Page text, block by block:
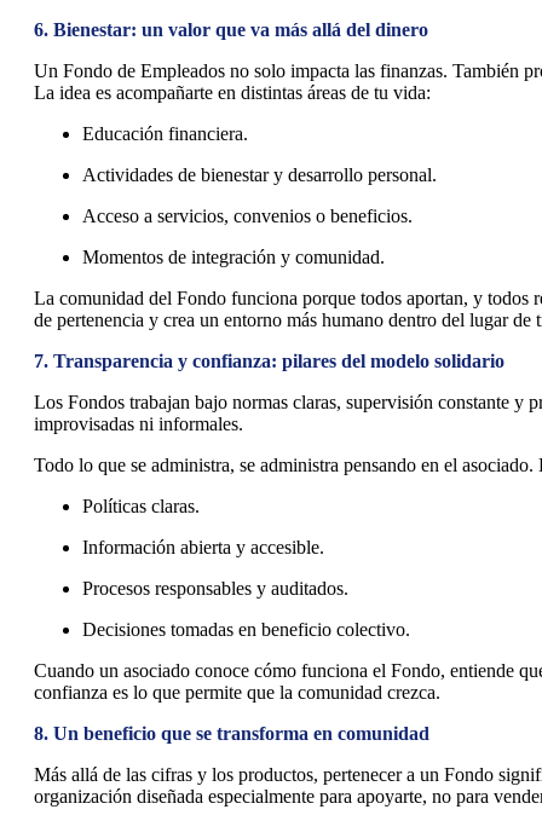
6. Bienestar: un valor que va más allá del dinero
Un Fondo de Empleados no solo impacta las finanzas. También
La idea es acompañarte en distintas áreas de tu vida:
Educación financiera.
Actividades de bienestar y desarrollo personal.
Acceso a servicios, convenios o beneficios.
Momentos de integración y comunidad.
La comunidad del Fondo funciona porque todos aportan, y todos
de pertenencia y crea un entorno más humano dentro del lugar de
7. Transparencia y confianza: pilares del modelo solidario
Los Fondos trabajan bajo normas claras, supervisión constante y
improvisadas ni informales.
Todo lo que se administra, se administra pensando en el
Políticas claras.
Información abierta y accesible.
Procesos responsables y auditados.
Decisiones tomadas en beneficio colectivo.
Cuando un asociado conoce cómo funciona el Fondo, entiende
confianza es lo que permite que la comunidad crezca.
8. Un beneficio que se transforma en comunidad
Más allá de las cifras y los productos, pertenecer a un Fondo
organización diseñada especialmente para apoyarte, no para